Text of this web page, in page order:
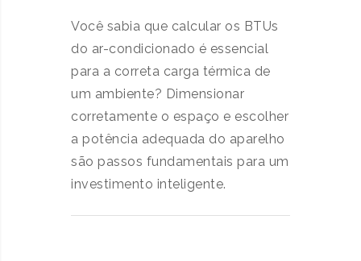
Você sabia que calcular os BTUs
do ar-condicionado é essencial
para a correta carga térmica de
um ambiente? Dimensionar
corretamente o espaço e escolher
a potência adequada do aparelho
são passos fundamentais para um
investimento inteligente.